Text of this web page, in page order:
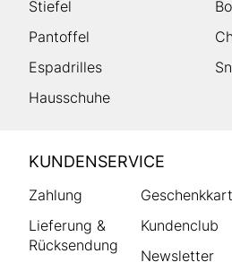
Stiefel
Pantoffel
Espadrilles
Hausschuhe
HUMANIC
Footer
KUNDENSERVICE
Zahlung
Lieferung &
Rücksendung
Kundenclub
Newsletter